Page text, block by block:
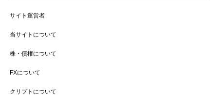
サイト運営者
当サイトについて
株・債権について
FXについて
クリプトについて